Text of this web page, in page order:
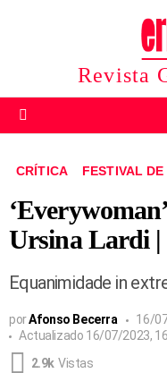
Revista
CRÍTICA FESTIVAL
Ursina Lardi |
Equanimidade in
porAfonso Becerra
16/
Actualizado 16/07/2023,
2.9k Vistas